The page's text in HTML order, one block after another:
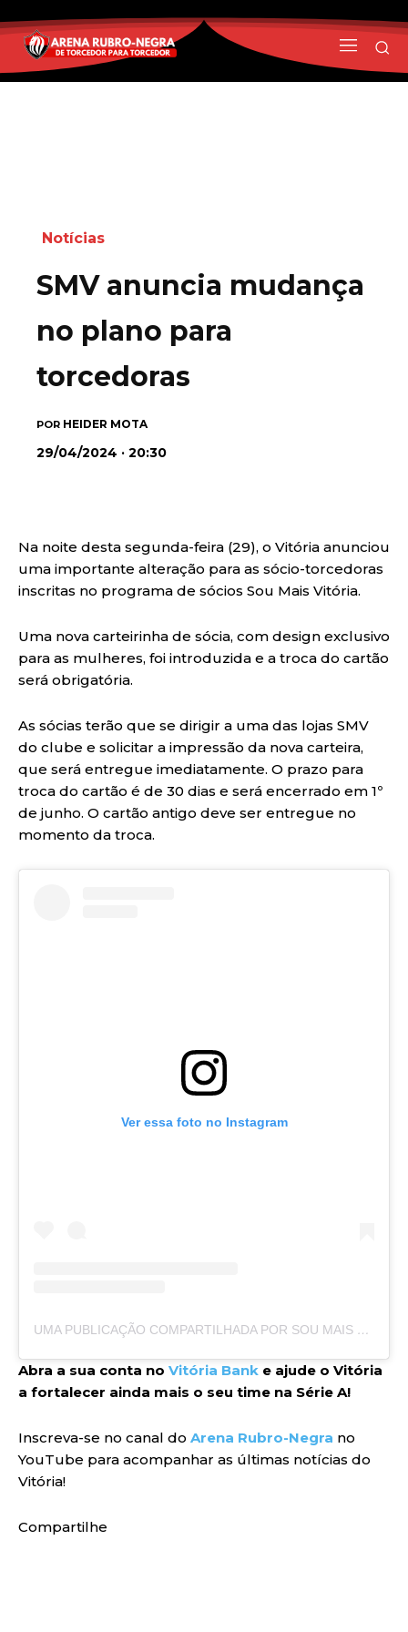
Notícias
SMV anuncia mudança
no plano para
torcedoras
POR HEIDER MOTA
29/04/2024 · 20:30
Na noite desta segunda-feira (29), o Vitória anunciou
uma importante alteração para as sócio-torcedoras
inscritas no programa de sócios Sou Mais Vitória.
Uma nova carteirinha de sócia, com design exclusivo
para as mulheres, foi introduzida e a troca do cartão
será obrigatória.
As sócias terão que se dirigir a uma das lojas SMV
do clube e solicitar a impressão da nova carteira,
que será entregue imediatamente. O prazo para
troca do cartão é de 30 dias e será encerrado em 1º
de junho. O cartão antigo deve ser entregue no
momento da troca.
Ver essa foto no Instagram
UMA PUBLICAÇÃO COMPARTILHADA POR SOU MAIS VITÓRIA (@OFICIALSOUMAISVITORIA)
Abra a sua conta no Vitória Bank e ajude o Vitória
a fortalecer ainda mais o seu time na Série A!
Inscreva-se no canal do Arena Rubro-Negra no
YouTube para acompanhar as últimas notícias do
Vitória!
Compartilhe